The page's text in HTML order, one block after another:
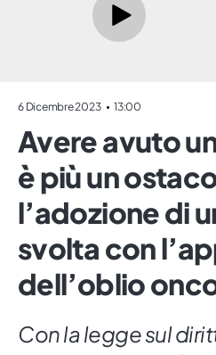
6 Dicembre 2023 13:00
Avere avuto
è più un
l’adozione di
svolta con
dell’oblio
Con la legge sul